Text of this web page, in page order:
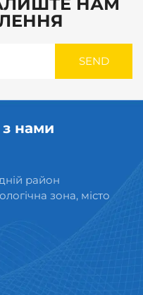
НАМ
з нами
район
зона, місто